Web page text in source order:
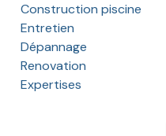
Construction piscine
Entretien
Dépannage
Renovation
Expertises